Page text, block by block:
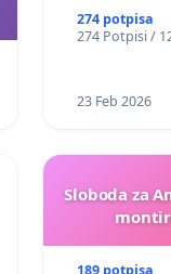
274 potpisa
274 Potpisi /
23 Feb 2026
Sloboda za